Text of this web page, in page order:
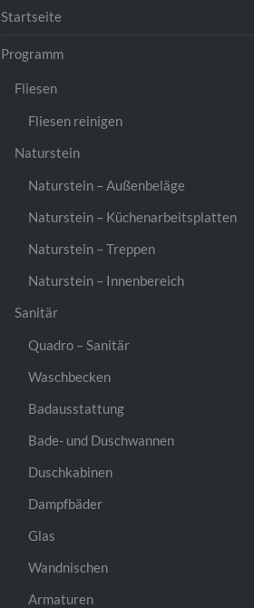
Startseite
Programm
Fliesen
Fliesen reinigen
Naturstein
Naturstein – Außenbeläge
Naturstein – Küchenarbeitsplatten
Naturstein – Treppen
Naturstein – Innenbereich
Sanitär
Quadro – Sanitär
Waschbecken
Badausstattung
Bade- und Duschwannen
Duschkabinen
Dampfbäder
Glas
Wandnischen
Armaturen